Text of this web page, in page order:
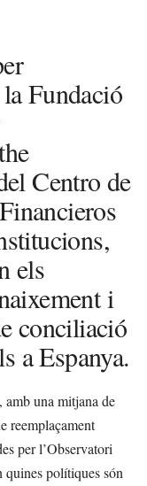
Fundació
Centro de
els
i
conciliació
a Espanya.
amb una mitjana de
reemplaçament
per l’Observatori
quines polítiques són